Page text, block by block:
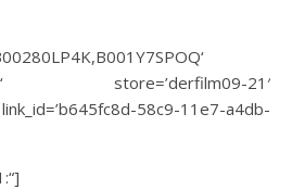
store=’derfilm09-21′
58c9-11e7-a4db-